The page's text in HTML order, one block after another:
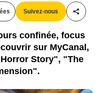
Suivez-nous
confinée, focus
sur MyCanal,
Story", "The